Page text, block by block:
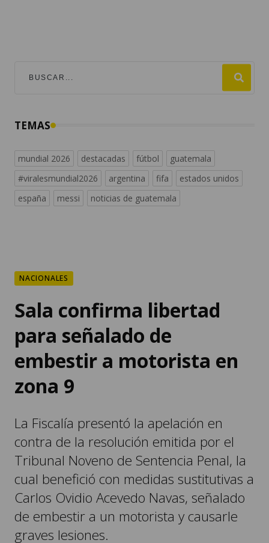
TEMAS
mundial 2026 destacadas fútbol
guatemala
#viralesmundial2026
argentina fifa
estados unidos
españa
messi noticias de guatemala
NACIONALES
Sala confirma libertad
para señalado de
embestir a motorista en
zona 9
La Fiscalía presentó la apelación en
contra de la resolución emitida por el
Tribunal Noveno de Sentencia Penal, la
cual benefició con medidas sustitutivas a
Carlos Ovidio Acevedo Navas, señalado
de embestir a un motorista y causarle
graves lesiones.